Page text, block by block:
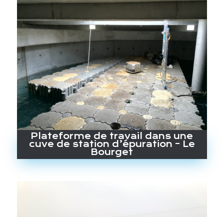
Plateforme de travail dans une
cuve de station d’épuration – Le
Bourget